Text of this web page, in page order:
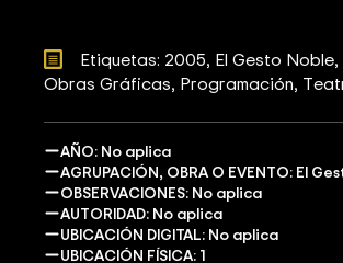
Etiquetas: 2005 El Gesto Noble
Obras Gráficas Programación
AÑO: No aplica
AGRUPACIÓN, OBRA O EVENTO: El
OBSERVACIONES: No aplica
AUTORIDAD: No aplica
UBICACIÓN DIGITAL: No aplica
UBICACIÓN FÍSICA: 1